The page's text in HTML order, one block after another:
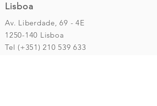
Lisboa
Av. Liberdade, 69 - 4E
1250-140 Lisboa
Tel (+351)210 539 633